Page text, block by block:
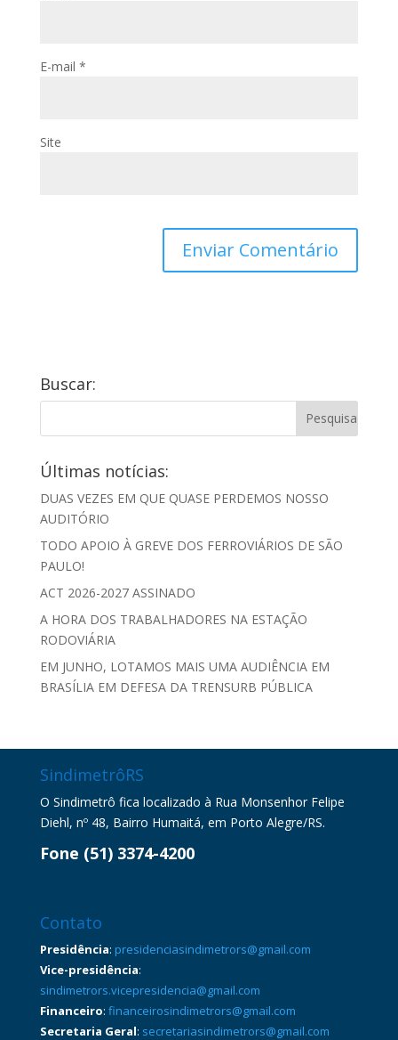
E-mail *
Site
Buscar:
Últimas notícias:
DUAS VEZES EM QUE QUASE PERDEMOS NOSSO
AUDITÓRIO
TODO APOIO À GREVE DOS FERROVIÁRIOS DE SÃO
PAULO!
ACT 2026-2027 ASSINADO
A HORA DOS TRABALHADORES NA ESTAÇÃO
RODOVIÁRIA
EM JUNHO, LOTAMOS MAIS UMA AUDIÊNCIA EM
BRASÍLIA EM DEFESA DA TRENSURB PÚBLICA
SindimetrôRS
O Sindimetrô fica localizado à Rua Monsenhor Felipe
Diehl, nº 48, Bairro Humaitá, em Porto Alegre/RS.
Fone (51) 3374-4200
Contato
Presidência: presidenciasindimetrors@gmail.com
Vice-presidência:
sindimetrors.vicepresidencia@gmail.com
Financeiro: financeirosindimetrors@gmail.com
Secretaria Geral: secretariasindimetrors@gmail.com